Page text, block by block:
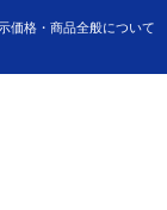
価格・商品全般について